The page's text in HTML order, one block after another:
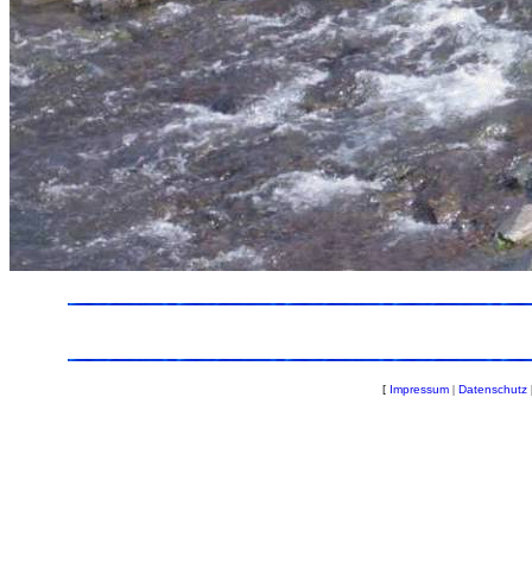
[ Impressum | Datenschutz